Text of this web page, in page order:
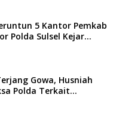
5 Kantor Pemkab
Polda Sulsel Kejar
Gowa, Husniah
Polda Terkait